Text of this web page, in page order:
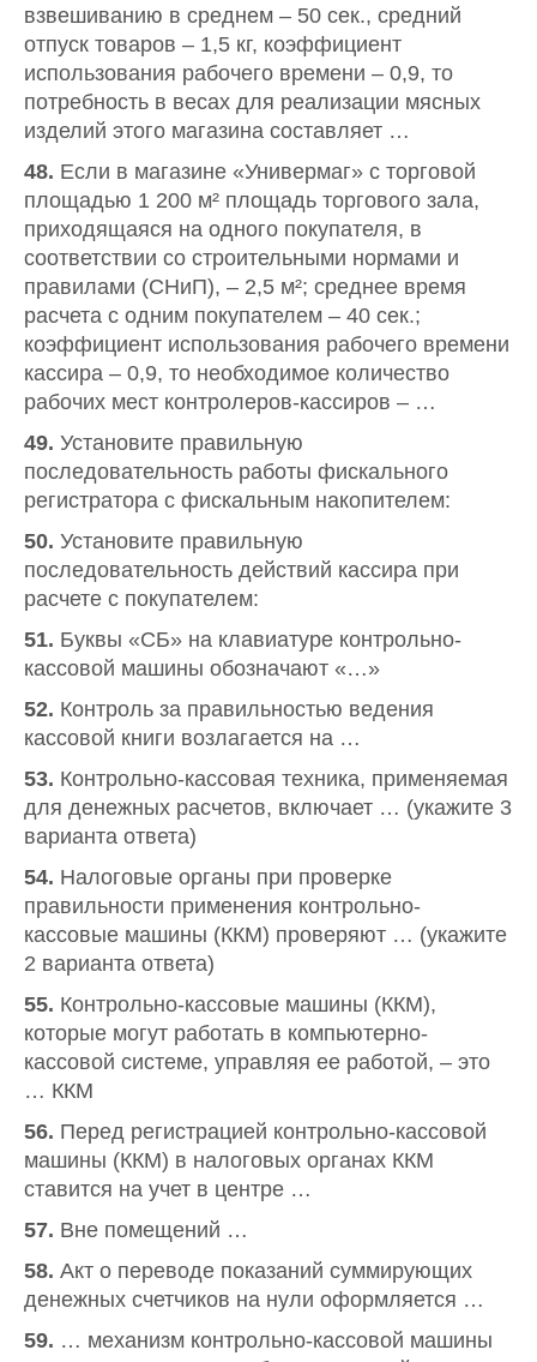
взвешиванию в среднем – 50 сек., средний
отпуск товаров – 1,5 кг, коэффициент
использования рабочего времени – 0,9, то
потребность в весах для реализации мясных
изделий этого магазина составляет …
48. Если в магазине «Универмаг» с торговой
площадью 1 200 м² площадь торгового зала,
приходящаяся на одного покупателя, в
соответствии со строительными нормами и
правилами (СНиП), – 2,5 м²; среднее время
расчета с одним покупателем – 40 сек.;
коэффициент использования рабочего времени
кассира – 0,9, то необходимое количество
рабочих мест контролеров-кассиров – …
49. Установите правильную
последовательность работы фискального
регистратора с фискальным накопителем:
50. Установите правильную
последовательность действий кассира при
расчете с покупателем:
51. Буквы «СБ» на клавиатуре контрольно-
кассовой машины обозначают «…»
52. Контроль за правильностью ведения
кассовой книги возлагается на …
53. Контрольно-кассовая техника, применяемая
для денежных расчетов, включает … (укажите 3
варианта ответа)
54. Налоговые органы при проверке
правильности применения контрольно-
кассовые машины (ККМ) проверяют … (укажите
2 варианта ответа)
55. Контрольно-кассовые машины (ККМ),
которые могут работать в компьютерно-
кассовой системе, управляя ее работой, – это
… ККМ
56. Перед регистрацией контрольно-кассовой
машины (ККМ) в налоговых органах ККМ
ставится на учет в центре …
57. Вне помещений …
58. Акт о переводе показаний суммирующих
денежных счетчиков на нули оформляется …
59. … механизм контрольно-кассовой машины